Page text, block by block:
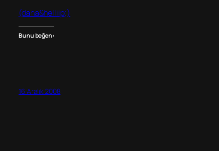
(daha&helliip;)
Bunu beğen:
16 Aralık 2008